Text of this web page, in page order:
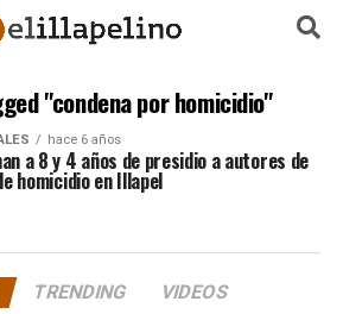
"condena por homicidio"
hace 6 años
a 8 y 4 años de presidio a autores de
homicidio en Illapel
TRENDING VIDEOS